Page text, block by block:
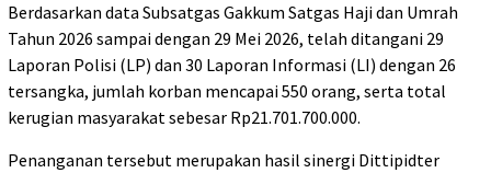
Berdasarkan data Subsatgas Gakkum Satgas Haji dan Umrah
Tahun 2026 sampai dengan 29 Mei 2026, telah ditangani 29
Laporan Polisi (LP) dan 30 Laporan Informasi (LI) dengan 26
tersangka, jumlah korban mencapai 550 orang, serta total
kerugian masyarakat sebesar Rp21.701.700.000.
Penanganan tersebut merupakan hasil sinergi Dittipidter